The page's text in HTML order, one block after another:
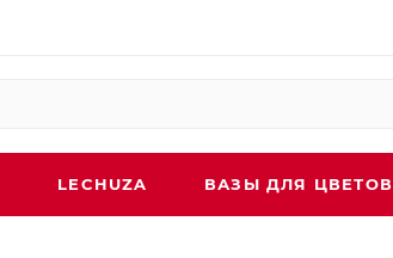
LECHUZA ВАЗЫ ДЛЯ ЦВЕТОВ